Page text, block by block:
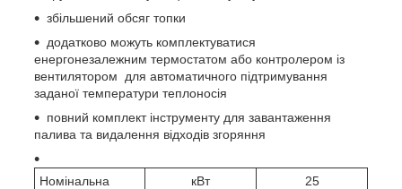
збільшений обсяг топки
додатково можуть комплектуватися
енергонезалежним термостатом або контролером із
вентилятором для автоматичного підтримування
заданої температури теплоносія
повний комплект інструменту для завантаження
палива та видалення відходів згоряння
Номінальна
кВт 25